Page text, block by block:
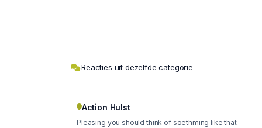
Reacties uit dezelfde categorie
Action Hulst
Pleasing you should think of soethming like that